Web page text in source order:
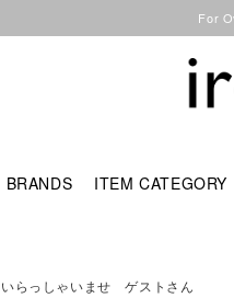
For
BRANDS ITEM CATEGORY
いらっしゃいませ ゲストさん